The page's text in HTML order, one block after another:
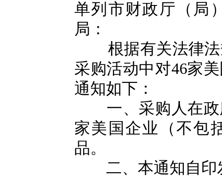
单列市财政厅（局
局：
根据有关法律法
采购活动中对46家
通知如下：
一、采购人在政
家美国企业（不包
品。
二、本通知自印